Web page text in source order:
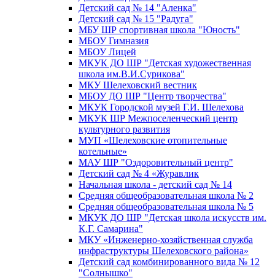
Детский сад № 14 "Аленка"
Детский сад № 15 "Радуга"
МБУ ШР спортивная школа "Юность"
МБОУ Гимназия
МБОУ Лицей
МКУК ДО ШР "Детская художественная
школа им.В.И.Сурикова"
МКУ Шелеховский вестник
МБОУ ДО ШР "Центр творчества"
МКУК Городской музей Г.И. Шелехова
МКУК ШР Межпоселенческий центр
культурного развития
МУП «Шелеховские отопительные
котельные»
МАУ ШР "Оздоровительный центр"
Детский сад № 4 «Журавлик
Начальная школа - детский сад № 14
Средняя общеобразовательная школа № 2
Средняя общеобразовательная школа № 5
МКУК ДО ШР "Детская школа искусств им.
К.Г. Самарина"
МКУ «Инженерно-хозяйственная служба
инфраструктуры Шелеховского района»
Детский сад комбинированного вида № 12
"Солнышко"